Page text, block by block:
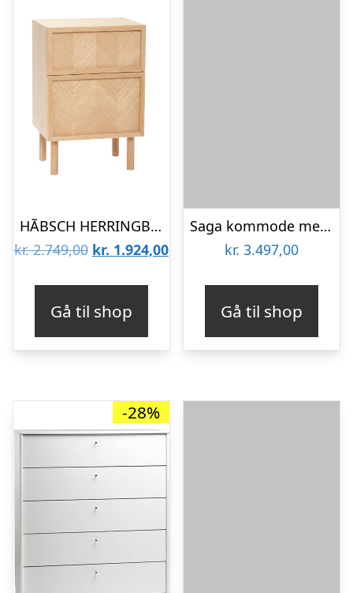
HÃBSCH HERRINGBONE KOMMODE M/SKUFFER NATUR – 60
kr.2.749,00 Den
kr. 2.749,00.
kr. 1.924,00Den
kr. 1.924,00.
Gå til shop
Saga kommode med 9 skuffer – sort
kr. 3.497,00
Gå til shop
-28%